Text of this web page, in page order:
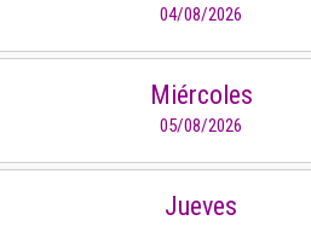
04/08/2026
Miércoles
05/08/2026
Jueves